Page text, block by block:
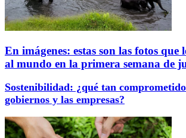
En imágenes: estas son las fotos que
al mundo en la primera semana de
Sostenibilidad: ¿qué tan
gobiernos y las empresas?